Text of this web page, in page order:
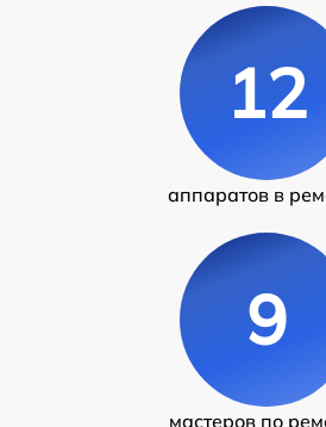
12
аппаратов в
9
мастеров по